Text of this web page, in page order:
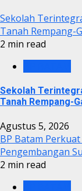
Sekolah
Tanah Rempang-
2 min read
Sekolah
Tanah Rempang-
Agustus 5, 2026
BP Batam
Pengembangan
2 min read